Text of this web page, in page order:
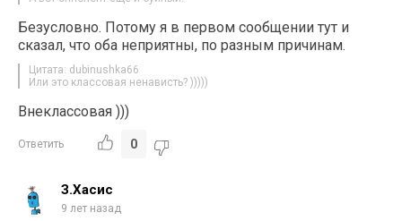
Безусловно. Потому я в первом сообщении тут и
сказал, что оба неприятны, по разным причинам.
Цитата: dubinushka66
Или это классовая ненависть? )))))
Внеклассовая )))
Ответить 0
З.Хасис
9 лет назад